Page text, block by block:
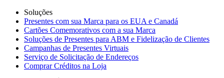
Soluções
Presentes com sua Marca para os EUA e Canadá
Cartões Comemorativos com a sua Marca
Soluções de Presentes para ABM e Fidelização de Clientes
Campanhas de Presentes Virtuais
Serviço de Solicitação de Endereços
Comprar Créditos na Loja